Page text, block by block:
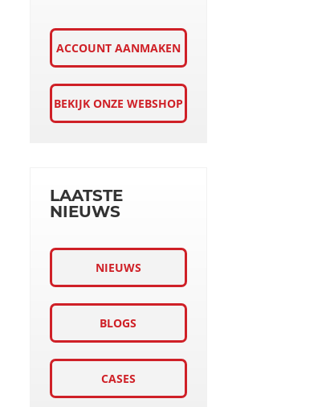
ACCOUNT AANMAKEN
BEKIJK ONZE WEBSHOP
LAATSTE
NIEUWS
NIEUWS
BLOGS
CASES